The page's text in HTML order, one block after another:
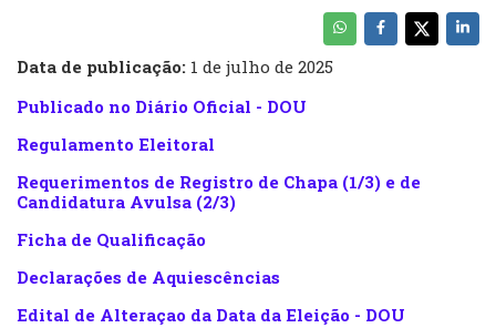
Data de publicação: 1 de julho de 2025
Publicado no Diário Oficial - DOU
Regulamento Eleitoral
Requerimentos de Registro de Chapa (1/3) e de
Candidatura Avulsa (2/3)
Ficha de Qualificação
Declarações de Aquiescências
Edital de Alteraçao da Data da Eleição - DOU